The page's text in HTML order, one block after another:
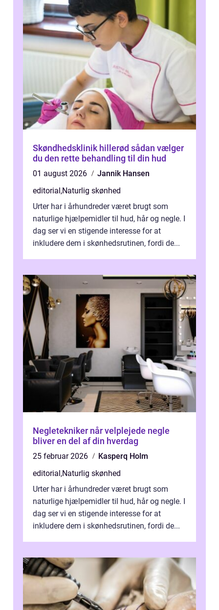
Skøndhedsklinik hillerød sådan vælger
du den rette behandling til din hud
01 august 2026
Jannik Hansen
editorial,Naturlig skønhed
Urter har i århundreder været brugt som
naturlige hjælpemidler til hud, hår og negle. I
dag ser vi en stigende interesse for at
inkludere dem i skønhedsrutinen, fordi de...
Negletekniker når velplejede negle
bliver en del af din hverdag
25 februar 2026
Kasperq Holm
editorial,Naturlig skønhed
Urter har i århundreder været brugt som
naturlige hjælpemidler til hud, hår og negle. I
dag ser vi en stigende interesse for at
inkludere dem i skønhedsrutinen, fordi de...